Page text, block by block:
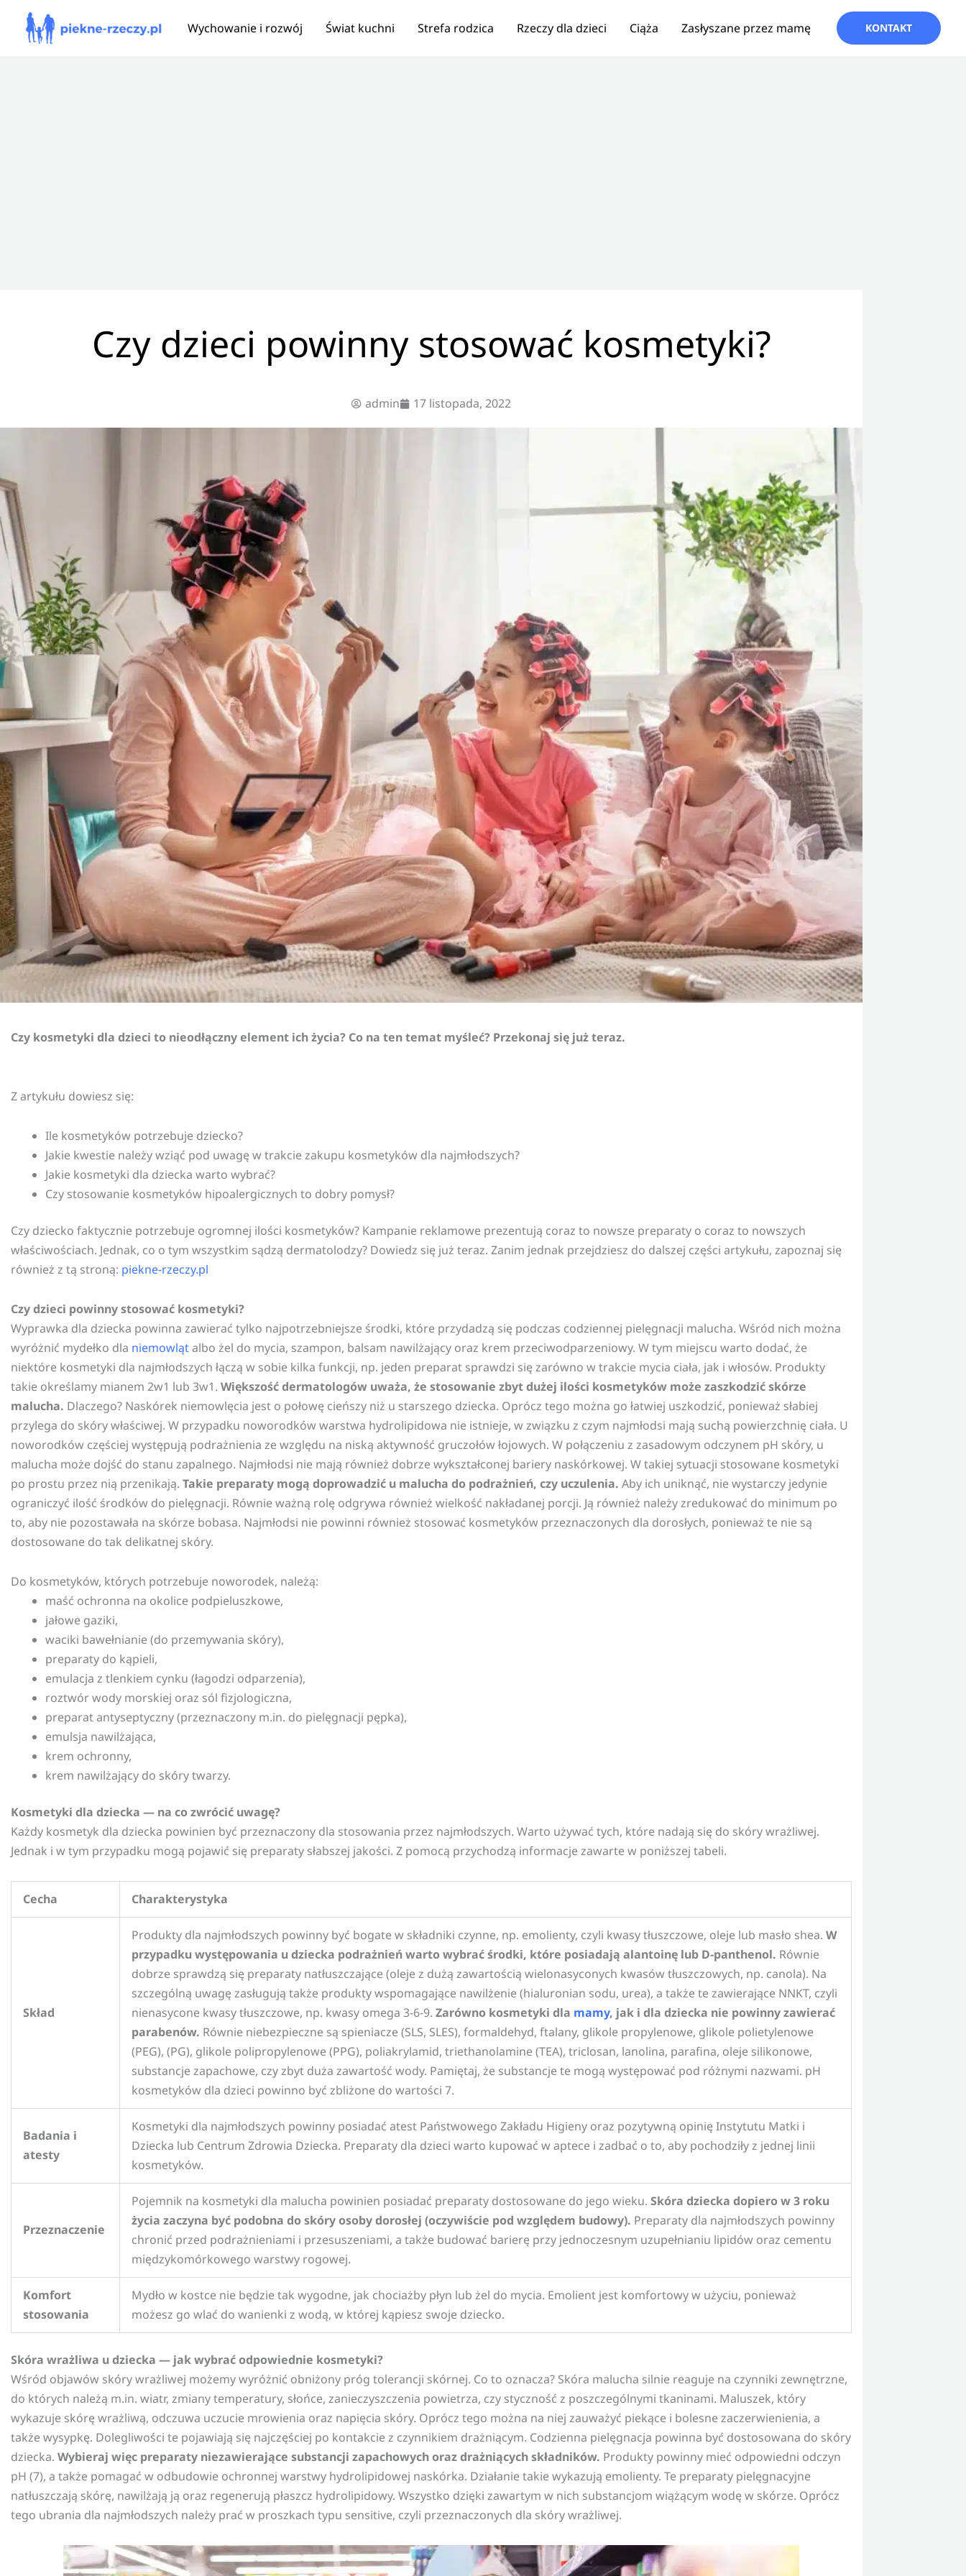
Przejdź
treści
Wychowanie i rozwój Świat kuchni Strefa rodzica Rzeczy dla dzieci Ciąża Zasłyszane przez mamę KONTAKT
Czy dzieci powinny stosować kosmetyki?
admin 17 listopada, 2022
Czy kosmetyki dla dzieci to nieodłączny element ich życia? Co na ten temat myśleć? Przekonaj się już teraz.
Z artykułu dowiesz się:
Ile kosmetyków potrzebuje dziecko?
Jakie kwestie należy wziąć pod uwagę w trakcie zakupu kosmetyków dla najmłodszych?
Jakie kosmetyki dla dziecka warto wybrać?
Czy stosowanie kosmetyków hipoalergicznych to dobry pomysł?
Czy dziecko faktycznie potrzebuje ogromnej ilości kosmetyków? Kampanie reklamowe prezentują coraz to nowsze preparaty o coraz to nowszych
właściwościach. Jednak, co o tym wszystkim sądzą dermatolodzy? Dowiedz się już teraz. Zanim jednak przejdziesz do dalszej części artykułu, zapoznaj się
również z tą stroną: piekne-rzeczy.pl
Czy dzieci powinny stosować kosmetyki?
Wyprawka dla dziecka powinna zawierać tylko najpotrzebniejsze środki, które przydadzą się podczas codziennej pielęgnacji malucha. Wśród nich można
wyróżnić mydełko dla niemowlątalbo żel do mycia, szampon, balsam nawilżający oraz krem przeciwodparzeniowy. W tym miejscu warto dodać, że
niektóre kosmetyki dla najmłodszych łączą w sobie kilka funkcji, np. jeden preparat sprawdzi się zarówno w trakcie mycia ciała, jak i włosów. Produkty
takie określamy mianem 2w1 lub 3w1. Większość dermatologów uważa, że stosowanie zbyt dużej ilości kosmetyków może zaszkodzić skórze
malucha. Dlaczego? Naskórek niemowlęcia jest o połowę cieńszy niż u starszego dziecka. Oprócz tego można go łatwiej uszkodzić, ponieważ słabiej
przylega do skóry właściwej. W przypadku noworodków warstwa hydrolipidowa nie istnieje, w związku z czym najmłodsi mają suchą powierzchnię ciała. U
noworodków częściej występują podrażnienia ze względu na niską aktywność gruczołów łojowych. W połączeniu z zasadowym odczynem pH skóry, u
malucha może dojść do stanu zapalnego. Najmłodsi nie mają również dobrze wykształconej bariery naskórkowej. W takiej sytuacji stosowane kosmetyki
po prostu przez nią przenikają. Takie preparaty mogą doprowadzić u malucha do podrażnień, czy uczulenia. Aby ich uniknąć, nie wystarczy jedynie
ograniczyć ilość środków do pielęgnacji. Równie ważną rolę odgrywa również wielkość nakładanej porcji. Ją również należy zredukować do minimum po
to, aby nie pozostawała na skórze bobasa. Najmłodsi nie powinni również stosować kosmetyków przeznaczonych dla dorosłych, ponieważ te nie są
dostosowane do tak delikatnej skóry.
Do kosmetyków, których potrzebuje noworodek, należą:
maść ochronna na okolice podpieluszkowe,
jałowe gaziki,
waciki bawełnianie (do przemywania skóry),
preparaty do kąpieli,
emulacja z tlenkiem cynku (łagodzi odparzenia),
roztwór wody morskiej oraz sól fizjologiczna,
preparat antyseptyczny (przeznaczony m.in. do pielęgnacji pępka),
emulsja nawilżająca,
krem ochronny,
krem nawilżający do skóry twarzy.
Kosmetyki dla dziecka — na co zwrócić uwagę?
Każdy kosmetyk dla dziecka powinien być przeznaczony dla stosowania przez najmłodszych. Warto używać tych, które nadają się do skóry wrażliwej.
Jednak i w tym przypadku mogą pojawić się preparaty słabszej jakości. Z pomocą przychodzą informacje zawarte w poniższej tabeli.
Cecha Charakterystyka
Skład
Produkty dla najmłodszych powinny być bogate w składniki czynne, np. emolienty, czyli kwasy tłuszczowe, oleje lub masło shea. W
przypadku występowania u dziecka podrażnień warto wybrać środki, które posiadają alantoinę lub D-panthenol. Równie
dobrze sprawdzą się preparaty natłuszczające (oleje z dużą zawartością wielonasyconych kwasów tłuszczowych, np. canola). Na
szczególną uwagę zasługują także produkty wspomagające nawilżenie (hialuronian sodu, urea), a także te zawierające NNKT, czyli
nienasycone kwasy tłuszczowe, np. kwasy omega 3-6-9. Zarówno kosmetyki dla mamy, jak i dla dziecka nie powinny zawierać
parabenów. Równie niebezpieczne są spieniacze (SLS, SLES), formaldehyd, ftalany, glikole propylenowe, glikole polietylenowe
(PEG), (PG), glikole polipropylenowe (PPG), poliakrylamid, triethanolamine (TEA), triclosan, lanolina, parafina, oleje silikonowe,
substancje zapachowe, czy zbyt duża zawartość wody. Pamiętaj, że substancje te mogą występować pod różnymi nazwami. pH
kosmetyków dla dzieci powinno być zbliżone do wartości 7.
Badania i
atesty
Kosmetyki dla najmłodszych powinny posiadać atest Państwowego Zakładu Higieny oraz pozytywną opinię Instytutu Matki i
Dziecka lub Centrum Zdrowia Dziecka. Preparaty dla dzieci warto kupować w aptece i zadbać o to, aby pochodziły z jednej linii
kosmetyków.
Przeznaczenie
Pojemnik na kosmetyki dla malucha powinien posiadać preparaty dostosowane do jego wieku. Skóra dziecka dopiero w 3 roku
życia zaczyna być podobna do skóry osoby dorosłej (oczywiście pod względem budowy). Preparaty dla najmłodszych powinny
chronić przed podrażnieniami i przesuszeniami, a także budować barierę przy jednoczesnym uzupełnianiu lipidów oraz cementu
międzykomórkowego warstwy rogowej.
Komfort
stosowania
Mydło w kostce nie będzie tak wygodne, jak chociażby płyn lub żel do mycia. Emolient jest komfortowy w użyciu, ponieważ
możesz go wlać do wanienki z wodą, w której kąpiesz swoje dziecko.
Skóra wrażliwa u dziecka — jak wybrać odpowiednie kosmetyki?
Wśród objawów skóry wrażliwej możemy wyróżnić obniżony próg tolerancji skórnej. Co to oznacza? Skóra malucha silnie reaguje na czynniki zewnętrzne,
do których należą m.in. wiatr, zmiany temperatury, słońce, zanieczyszczenia powietrza, czy styczność z poszczególnymi tkaninami. Maluszek, który
wykazuje skórę wrażliwą, odczuwa uczucie mrowienia oraz napięcia skóry. Oprócz tego można na niej zauważyć piekące i bolesne zaczerwienienia, a
także wysypkę. Dolegliwości te pojawiają się najczęściej po kontakcie z czynnikiem drażniącym. Codzienna pielęgnacja powinna być dostosowana do skóry
dziecka. Wybieraj więc preparaty niezawierające substancji zapachowych oraz drażniących składników. Produkty powinny mieć odpowiedni odczyn
pH (7), a także pomagać w odbudowie ochronnej warstwy hydrolipidowej naskórka. Działanie takie wykazują emolienty. Te preparaty pielęgnacyjne
natłuszczają skórę, nawilżają ją oraz regenerują płaszcz hydrolipidowy. Wszystko dzięki zawartym w nich substancjom wiążącym wodę w skórze. Oprócz
tego ubrania dla najmłodszych należy prać w proszkach typu sensitive, czyli przeznaczonych dla skóry wrażliwej.